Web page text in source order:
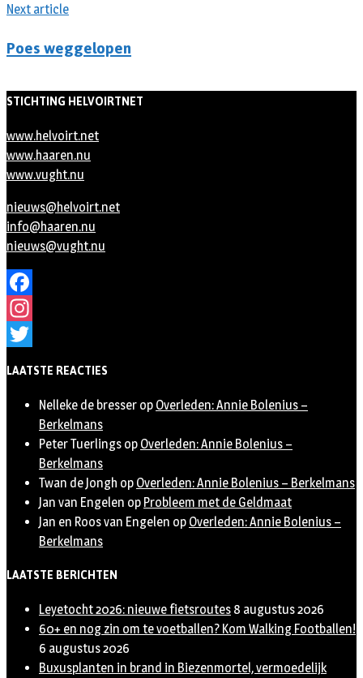
Next article
Poes weggelopen
STICHTING HELVOIRTNET
www.helvoirt.net
www.haaren.nu
www.vught.nu
nieuws@helvoirt.net
info@haaren.nu
nieuws@vught.nu
Facebook
Instagram
LAATSTE REACTIES
Nelleke de bresser op Overleden: Annie Bolenius –
Berkelmans
Peter Tuerlings op Overleden: Annie Bolenius –
Berkelmans
Twan de Jongh op Overleden: Annie Bolenius – Berkelmans
Jan van Engelen op Probleem met de Geldmaat
Jan en Roos van Engelen op Overleden: Annie Bolenius –
Berkelmans
LAATSTE BERICHTEN
Leyetocht 2026: nieuwe fietsroutes 8 augustus 2026
60+ en nog zin om te voetballen? Kom Walking Footballen!
6 augustus 2026
Buxusplanten in brand in Biezenmortel, vermoedelijk